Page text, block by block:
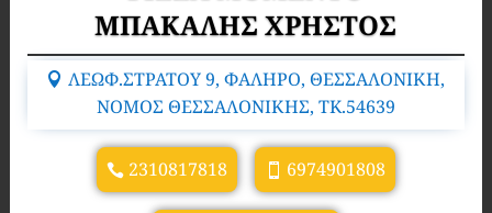
ΜΠΑΚΑΛΗΣ ΧΡΗΣΤΟΣ
ΛΕΩΦ.ΣΤΡΑΤΟΥ 9, ΦΑΛΗΡΟ, ΘΕΣΣΑΛΟΝΙΚΗ,
ΝΟΜΟΣ ΘΕΣΣΑΛΟΝΙΚΗΣ, TK.54639
2310817818 6974901808